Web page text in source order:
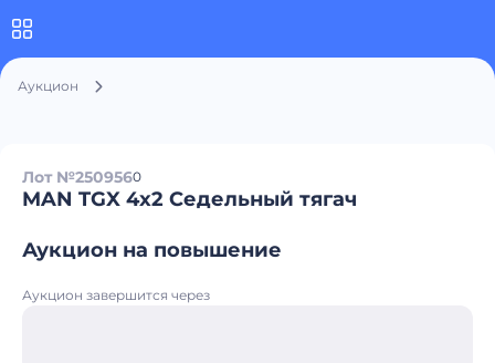
Аукцион
Лот №2509560
MAN TGX 4x2 Седельный тягач
Аукцион на повышение
Аукцион завершится через